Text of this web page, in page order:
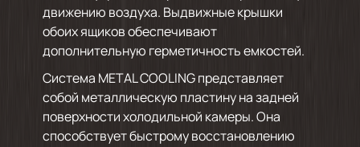
движению воздуха. Выдвижные крышки
обоих ящиков обеспечивают
дополнительную герметичность емкостей.
Система METAL COOLING представляет
собой металлическую пластину на задней
поверхности холодильной камеры. Она
способствует быстрому восстановлению